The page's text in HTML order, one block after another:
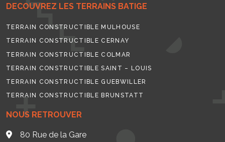
NOUS RETROUVER
80 Rue de la Gare
DECOUVREZ LES TERRAINS BATIGE
TERRAIN CONSTRUCTIBLE MULHOUSE
TERRAIN CONSTRUCTIBLE CERNAY
TERRAIN CONSTRUCTIBLE COLMAR
TERRAIN CONSTRUCTIBLE SAINT – LOUIS
TERRAIN CONSTRUCTIBLE GUEBWILLER
TERRAIN CONSTRUCTIBLE BRUNSTATT